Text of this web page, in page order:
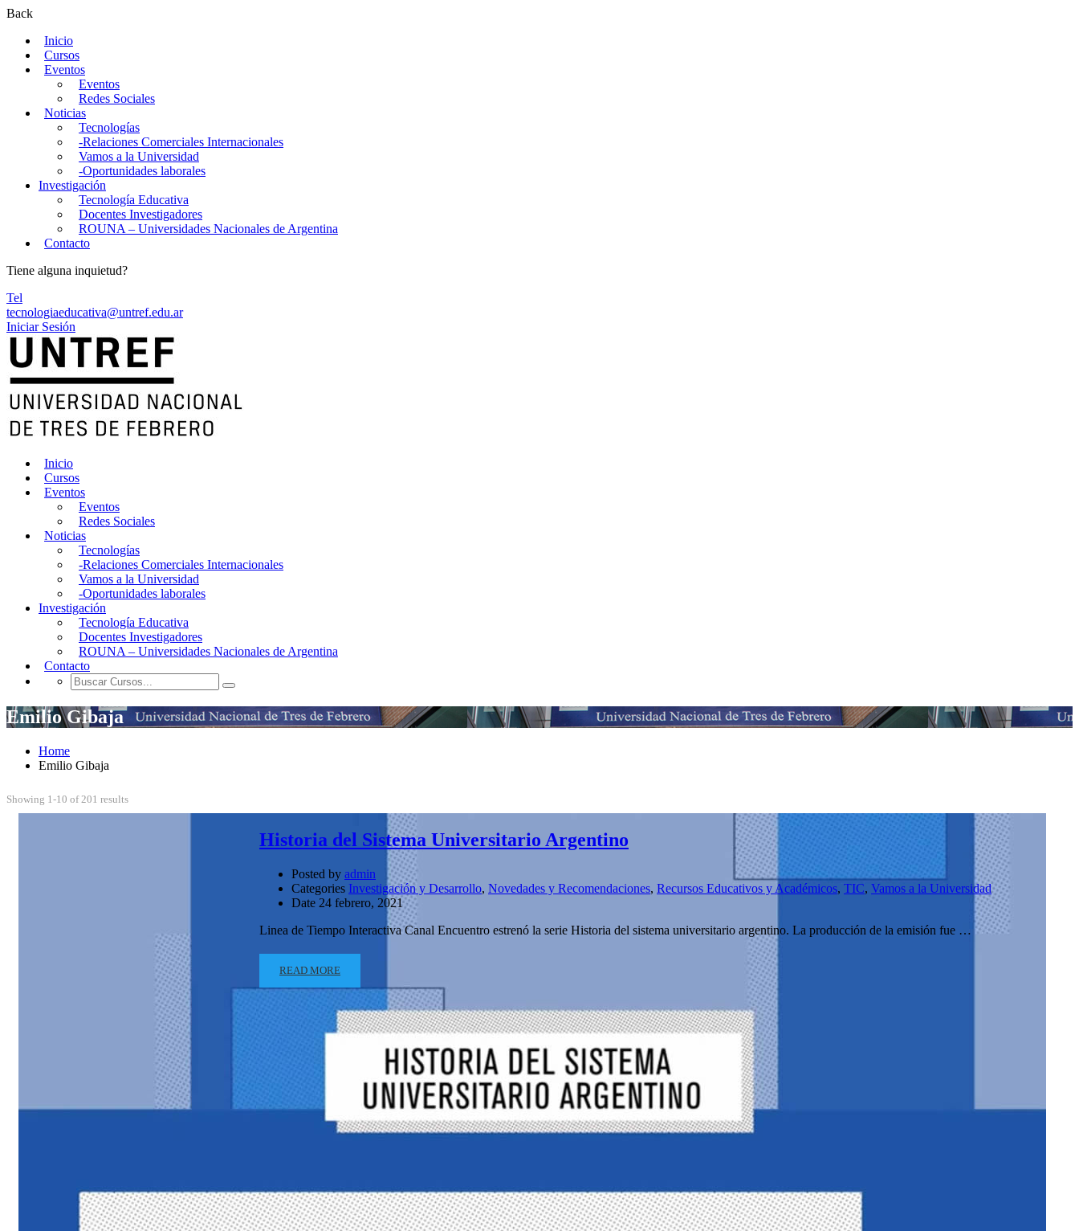
Back
Inicio
Cursos
Eventos
Eventos
Redes Sociales
Noticias
Tecnologías
-Relaciones Comerciales Internacionales
Vamos a la Universidad
-Oportunidades laborales
Investigación
Tecnología Educativa
Docentes Investigadores
ROUNA – Universidades Nacionales de Argentina
Contacto
Tiene alguna inquietud?
Tel
tecnologiaeducativa@untref.edu.ar
Iniciar Sesión
Inicio
Cursos
Eventos
Eventos
Redes Sociales
Noticias
Tecnologías
-Relaciones Comerciales Internacionales
Vamos a la Universidad
-Oportunidades laborales
Investigación
Tecnología Educativa
Docentes Investigadores
ROUNA – Universidades Nacionales de Argentina
Contacto
Emilio Gibaja
Home
Emilio Gibaja
Showing 1-10 of 201 results
Historia del Sistema Universitario Argentino
Posted by admin
Categories Investigación y Desarrollo, Novedades y Recomendaciones, Recursos Educativos y Académicos, TIC, Vamos a la Universidad
Date 24 febrero, 2021
Linea de Tiempo Interactiva Canal Encuentro estrenó la serie Historia del sistema universitario argentino. La producción de la emisión fue …
READ MORE